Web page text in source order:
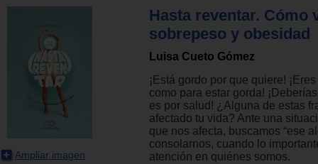
Ampliar imagen
Hasta reventar. Cómo
sobrepeso y obesidad
Luisa Cueto Gómez
¡Está gordo por que quiere!
como para estar gorda!
es por salud! ¿Alguna de estas
afectado tu vida? Ante una
que nos afecta, buscamos “ese
consolarnos, cuando lo
atención en quiénes somos.